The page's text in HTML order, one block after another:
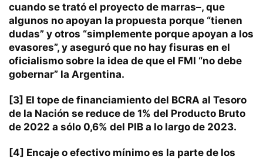
cuando se trató el proyecto de marras–, que
algunos no apoyan la propuesta porque “tienen
dudas” y otros “simplemente porque apoyan a los
evasores”, y aseguró que no hay fisuras en el
oficialismo sobre la idea de que el FMI “no debe
gobernar” la Argentina.
[3] El tope de financiamiento del BCRA al Tesoro
de la Nación se reduce de 1% del Producto Bruto
de 2022 a sólo 0,6% del PIB a lo largo de 2023.
[4] Encaje o efectivo mínimo es la parte de los